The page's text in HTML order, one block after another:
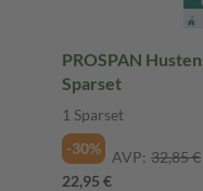
PROSPAN
Sparset
1 Sparset
-30%
AVP: 32,85 €
22,95 €